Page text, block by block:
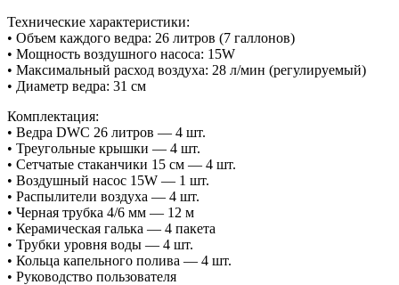
Технические характеристики:
• Объем каждого ведра: 26 литров (7 галлонов)
• Мощность воздушного насоса: 15W
• Максимальный расход воздуха: 28 л/мин (регулируемый)
• Диаметр ведра: 31 см
Комплектация:
• Ведра DWC 26 литров — 4 шт.
• Треугольные крышки — 4 шт.
• Сетчатые стаканчики 15 см — 4 шт.
• Воздушный насос 15W — 1 шт.
• Распылители воздуха — 4 шт.
• Черная трубка 4/6 мм — 12 м
• Керамическая галька — 4 пакета
• Трубки уровня воды — 4 шт.
• Кольца капельного полива — 4 шт.
• Руководство пользователя